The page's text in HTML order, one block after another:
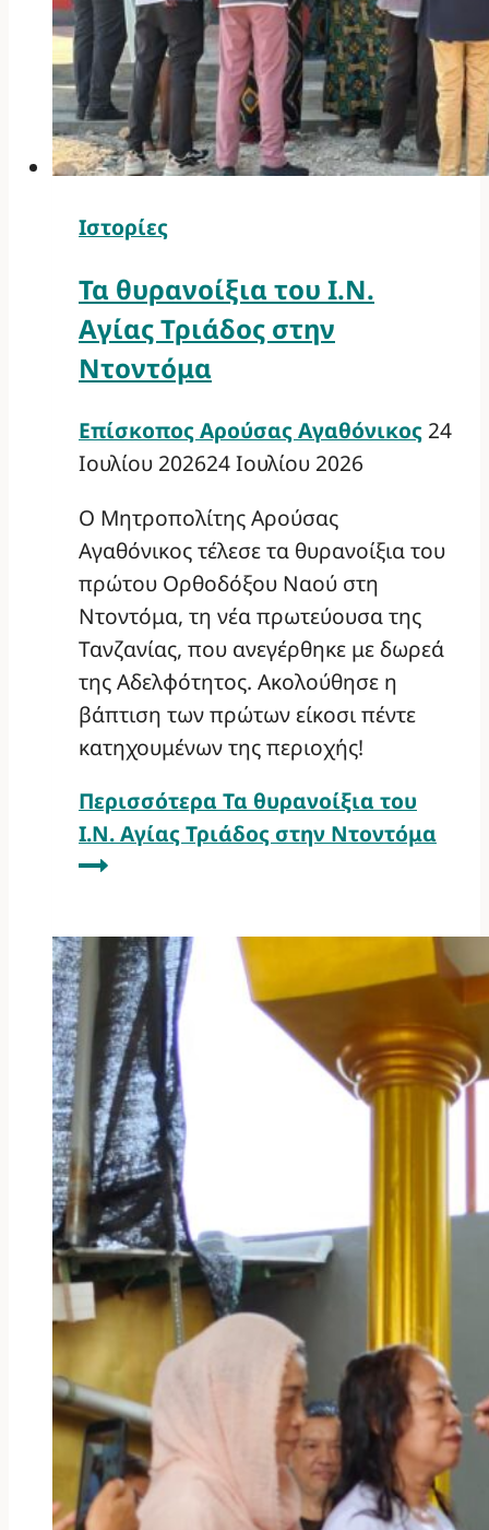
Ιστορίες
Τα θυρανοίξια του Ι.Ν.
Αγίας Τριάδος στην
Ντοντόμα
Επίσκοπος Αρούσας Αγαθόνικος 24
Ιουλίου 202624 Ιουλίου 2026
Ο Μητροπολίτης Αρούσας
Αγαθόνικος τέλεσε τα θυρανοίξια του
πρώτου Ορθοδόξου Ναού στη
Ντοντόμα, τη νέα πρωτεύουσα της
Τανζανίας, που ανεγέρθηκε με δωρεά
της Αδελφότητος. Ακολούθησε η
βάπτιση των πρώτων είκοσι πέντε
κατηχουμένων της περιοχής!
Περισσότερα Τα θυρανοίξια του
Ι.Ν. Αγίας Τριάδος στην Ντοντόμα